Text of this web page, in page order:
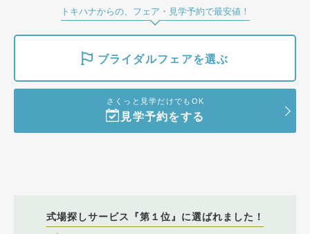
トキハナからの、フェア・見学予約で最安値！
ブライダルフェアを選ぶ
さくっと見学だけでもOK
見学予約をする
式場探しサービス『第１位』に選ばれました！